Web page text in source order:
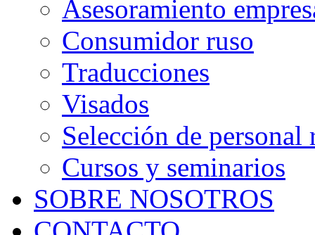
Asesoramiento
Consumidor ruso
Traducciones
Visados
Selección de personal
Cursos y seminarios
SOBRE NOSOTROS